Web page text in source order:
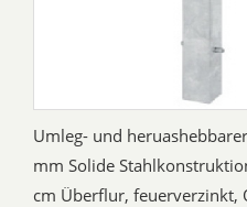
Umleg- und
mm Solide
cm Überflur,